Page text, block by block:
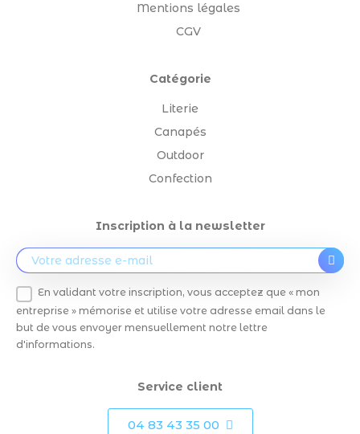
Mentions légales
CGV
Catégorie
Literie
Canapés
Outdoor
Confection
Inscription à la newsletter
En validant votre inscription, vous acceptez que « mon
entreprise » mémorise et utilise votre adresse email dans le
but de vous envoyer mensuellement notre lettre
d'informations.
Service client
04 83 43 35 00